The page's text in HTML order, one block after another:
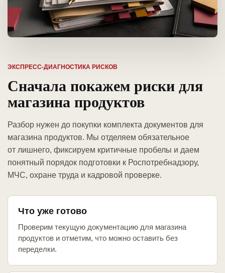
ЭКСПРЕСС-ДИАГНОСТИКА РИСКОВ
Сначала покажем риски для
магазина продуктов
Разбор нужен до покупки комплекта документов для
магазина продуктов. Мы отделяем обязательное
от лишнего, фиксируем критичные пробелы и даем
понятный порядок подготовки к Роспотребнадзору,
МЧС, охране труда и кадровой проверке.
Что уже готово
Проверим текущую документацию для магазина
продуктов и отметим, что можно оставить без
переделки.